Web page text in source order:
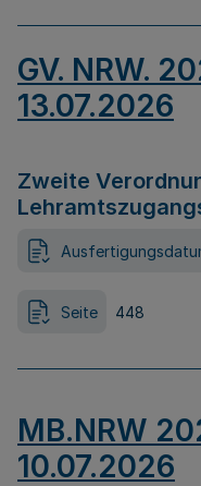
GV. NRW.
13.07.2026
Zweite
Seite 448
MB.NRW
10.07.2026